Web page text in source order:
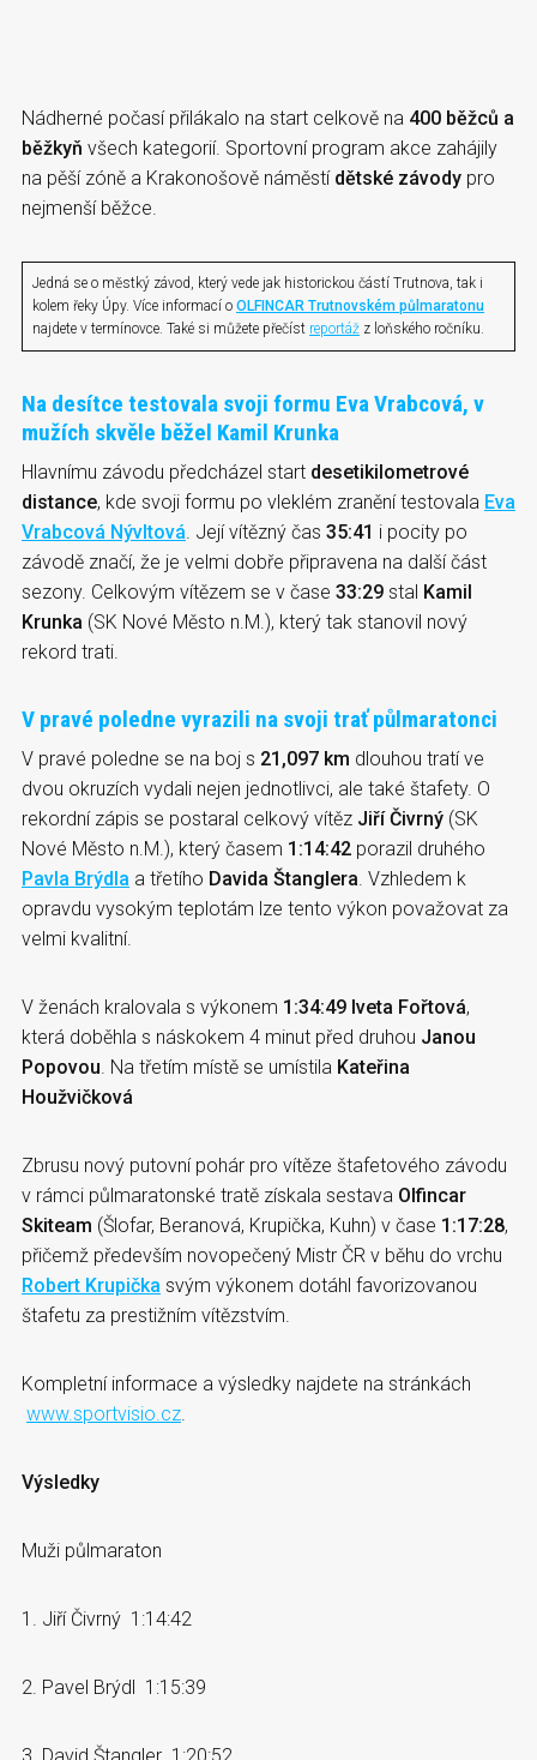
Nádherné počasí přilákalo na start celkově na 400 běžců a
běžkyň všech kategorií. Sportovní program akce zahájily
na pěší zóně a Krakonošově náměstí dětské závody pro
nejmenší běžce.
Jedná se o městký závod, který vede jak historickou částí Trutnova, tak i
kolem řeky Úpy. Více informací o OLFINCAR Trutnovském půlmaratonu
najdete v termínovce. Také si můžete přečíst reportáž z loňského ročníku.
Na desítce testovala svoji formu Eva Vrabcová, v
mužích skvěle běžel Kamil Krunka
Hlavnímu závodu předcházel start desetikilometrové
distance, kde svoji formu po vleklém zranění testovala Eva
Vrabcová Nývltová . Její vítězný čas 35:41 i pocity po
závodě značí, že je velmi dobře připravena na další část
sezony. Celkovým vítězem se v čase 33:29 stal Kamil
Krunka (SK Nové Město n.M.), který tak stanovil nový
rekord trati.
V pravé poledne vyrazili na svoji trať půlmaratonci
V pravé poledne se na boj s 21,097 km dlouhou tratí ve
dvou okruzích vydali nejen jednotlivci, ale také štafety. O
rekordní zápis se postaral celkový vítěz Jiří Čivrný (SK
Nové Město n.M.), který časem 1:14:42 porazil druhého
Pavla Brýdla a třetího Davida Štanglera . Vzhledem k
opravdu vysokým teplotám lze tento výkon považovat za
velmi kvalitní.
V ženách kralovala s výkonem 1:34:49 Iveta Fořtová,
která doběhla s náskokem 4 minut před druhou Janou
Popovou . Na třetím místě se umístila Kateřina
Houžvičková
Zbrusu nový putovní pohár pro vítěze štafetového závodu
v rámci půlmaratonské tratě získala sestava Olfincar
Skiteam (Šlofar, Beranová, Krupička, Kuhn) v čase 1:17:28,
přičemž především novopečený Mistr ČR v běhu do vrchu
Robert Krupička svým výkonem dotáhl favorizovanou
štafetu za prestižním vítězstvím.
Kompletní informace a výsledky najdete na stránkách
www.sportvisio.cz
Výsledky
Muži půlmaraton
1. Jiří Čivrný 1:14:42
2. Pavel Brýdl 1:15:39
3. David Štangler 1:20:52